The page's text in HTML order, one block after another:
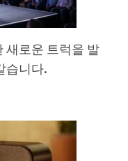
새로운 트럭을 발
습니다.